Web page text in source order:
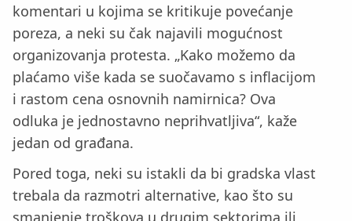
komentari u kojima se kritikuje povećanje
poreza, a neki su čak najavili mogućnost
organizovanja protesta. „Kako možemo da
plaćamo više kada se suočavamo s inflacijom
i rastom cena osnovnih namirnica? Ova
odluka je jednostavno neprihvatljiva“, kaže
jedan od građana.
Pored toga, neki su istakli da bi gradska vlast
trebala da razmotri alternative, kao što su
smanjenje troškova u drugim sektorima ili